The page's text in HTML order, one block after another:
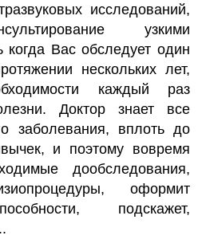
исследований,
узкими
когда Вас обследует один
нескольких лет,
каждый раз
Доктор знает все
заболевания, вплоть до
и поэтому вовремя
дообследования,
оформит
подскажет,